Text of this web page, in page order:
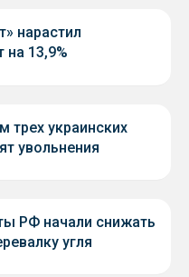
нарастил
на 13,9%
трех украинских
увольнения
РФ начали снижать
угля